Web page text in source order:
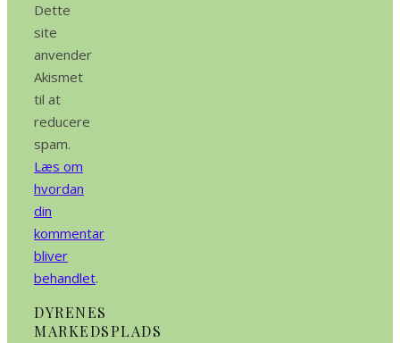
Dette
site
anvender
Akismet
til at
reducere
spam.
Læs om
hvordan
din
kommentar
bliver
behandlet.
DYRENES
MARKEDSPLADS